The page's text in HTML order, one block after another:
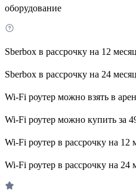
оборудование
Sberbox в рассрочку на 12
Sberbox в рассрочку на 24
Wi-Fi роутер можно взять в
Wi-Fi роутер можно купить за
Wi-Fi роутер в рассрочку на 12
Wi-Fi роутер в рассрочку на 24